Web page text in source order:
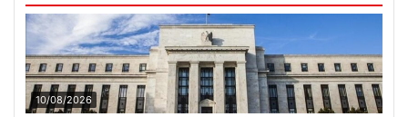
10/08/2026